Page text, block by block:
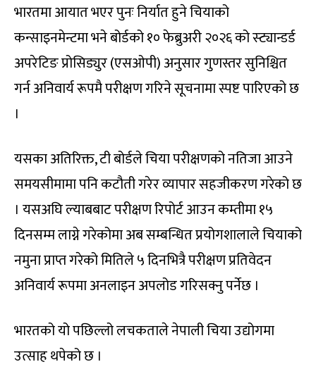
भारतमा आयात भएर पुनः निर्यात हुने चियाको
कन्साइनमेन्टमा भने बोर्डको १० फेब्रुअरी २०२६ को स्ट्यान्डर्ड
अपरेटिङ प्रोसिड्युर (एसओपी) अनुसार गुणस्तर सुनिश्चित
गर्न अनिवार्य रूपमै परीक्षण गरिने सूचनामा स्पष्ट पारिएको छ
।
यसका अतिरिक्त, टी बोर्डले चिया परीक्षणको नतिजा आउने
समयसीमामा पनि कटौती गरेर व्यापार सहजीकरण गरेको छ
। यसअघि ल्याबबाट परीक्षण रिपोर्ट आउन कम्तीमा १५
दिनसम्म लाग्ने गरेकोमा अब सम्बन्धित प्रयोगशालाले चियाको
नमुना प्राप्त गरेको मितिले ५ दिनभित्रै परीक्षण प्रतिवेदन
अनिवार्य रूपमा अनलाइन अपलोड गरिसक्नु पर्नेछ ।
भारतको यो पछिल्लो लचकताले नेपाली चिया उद्योगमा
उत्साह थपेको छ ।